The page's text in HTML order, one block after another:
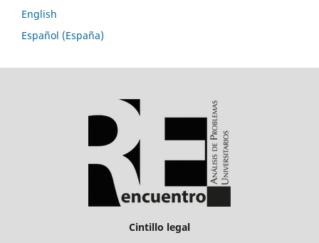
English
Español (España)
Cintillo legal